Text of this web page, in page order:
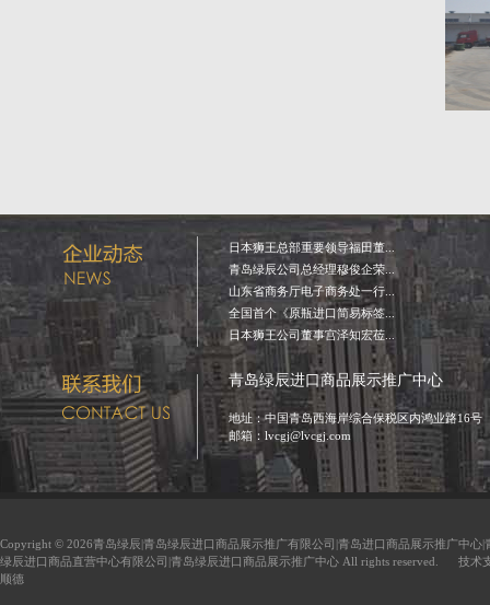
日本狮王总部重要领导福田董...
青岛绿辰公司总经理穆俊企荣...
山东省商务厅电子商务处一行...
全国首个《原瓶进口简易标签...
日本狮王公司董事宫泽知宏莅...
青岛绿辰进口商品展示推广中心
地址：中国青岛西海岸综合保税区内鸿业路16号
邮箱：lvcgj@lvcgj.com
Copyright © 2026青岛绿辰|青岛绿辰进口商品展示推广有限公司|青岛进口商品展示推广中心|
绿辰进口商品直营中心有限公司|青岛绿辰进口商品展示推广中心 All rights reserved. 技术
顺德